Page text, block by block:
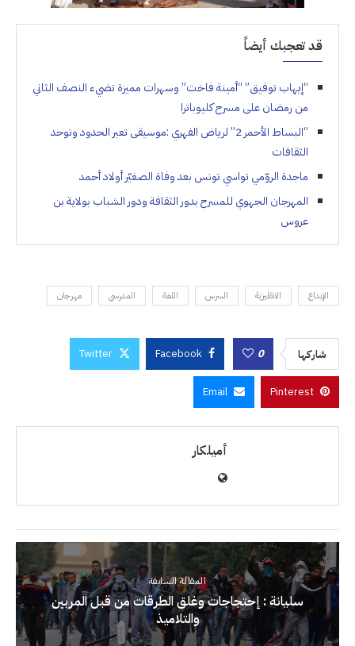
قد تعجبك أيضاً
“إيهاب توفيق” “أمينة فاخت” وسهرات مميزة تضيء النصف الثاني
من رمضان على مسرح كليوباترا
“البساط الأحمر 2” لرياض الفهري :موسيقى تعبر الحدود وتوحد
الثقافات
ماجدة الروّمي تواسي تونس بعد وفاة الصغيّر أولاد أحمد
المهرجان الجهوي للمسرح بدور الثقافة ودور الشباب بولاية بن
عروس
الإبداع الانقليزية السرس اللغة المدرسي مهرجان
شاركها 0
Facebook
Twitter
Pinterest
Email
أميلكار
المقالة السابقة
سليانة : إحتجاجات وغلق الطرقات من قبل المربين
والتلاميذ